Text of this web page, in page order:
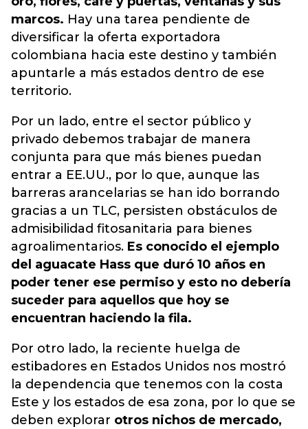
marcos. Hay una tarea pendiente de
diversificar la oferta exportadora
colombiana hacia este destino y también
apuntarle a más estados dentro de ese
territorio.
Por un lado, entre el sector público y
privado debemos trabajar de manera
conjunta para que más bienes puedan
entrar a EE.UU., por lo que, aunque las
barreras arancelarias se han ido borrando
gracias a un TLC, persisten obstáculos de
admisibilidad fitosanitaria para bienes
agroalimentarios. Es conocido el ejemplo
del aguacate Hass que duró 10 años en
poder tener ese permiso y esto no debería
suceder para aquellos que hoy se
encuentran haciendo la fila.
Por otro lado, la reciente huelga de
estibadores en Estados Unidos nos mostró
la dependencia que tenemos con la costa
Este y los estados de esa zona, por lo que se
deben explorar otros nichos de mercado,